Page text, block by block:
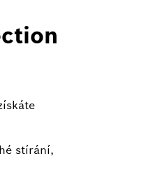
stírání,